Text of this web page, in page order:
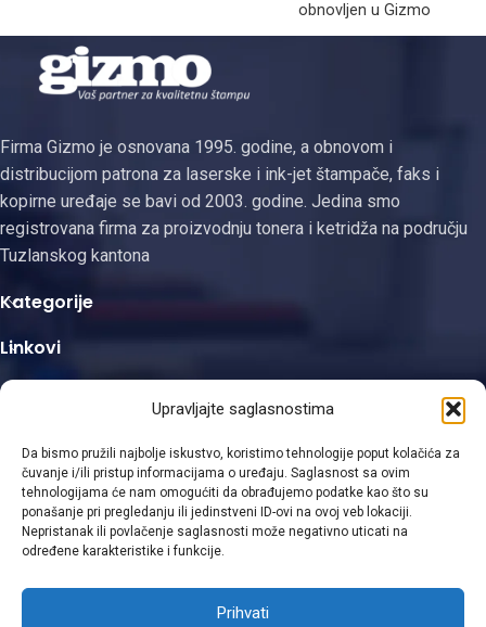
Upravljajte saglasnostima
Da bismo pružili najbolje iskustvo, koristimo tehnologije poput kolačića za
čuvanje i/ili pristup informacijama o uređaju. Saglasnost sa ovim
tehnologijama će nam omogućiti da obrađujemo podatke kao što su
ponašanje pri pregledanju ili jedinstveni ID-ovi na ovoj veb lokaciji.
Nepristanak ili povlačenje saglasnosti može negativno uticati na
određene karakteristike i funkcije.
Prihvati
obnovljen u Gizmo
proizvodnim prostorijama sa
Firma Gizmo je osnovana 1995. godine, a obnovom i
distribucijom patrona za laserske i ink-jet štampače, faks i
kopirne uređaje se bavi od 2003. godine. Jedina smo
registrovana firma za proizvodnju tonera i ketridža na području
Tuzlanskog kantona
Kategorije
Linkovi
Kontakt informacije
Viber